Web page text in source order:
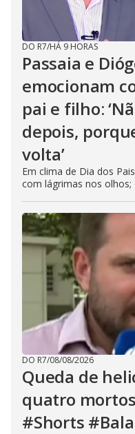
DO R7/HÁ 9 HORAS
Passaia e
emocionam
pai e filho:
depois,
volta’
Em clima de Dia dos
com lágrimas nos olhos;
DO R7/08/08/2026
Queda de
quatro
#Shorts